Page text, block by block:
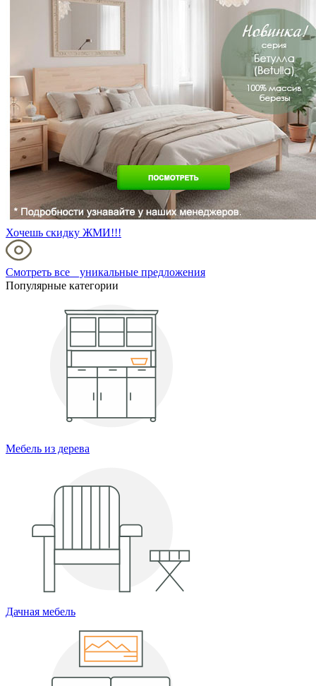
Хочешь скидку ЖМИ!!!
Смотреть все уникальные предложения
Популярные категории
Мебель из дерева
Дачная мебель